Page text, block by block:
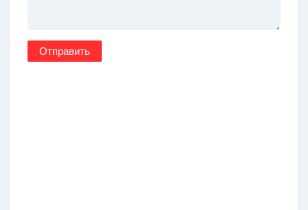
Отправить